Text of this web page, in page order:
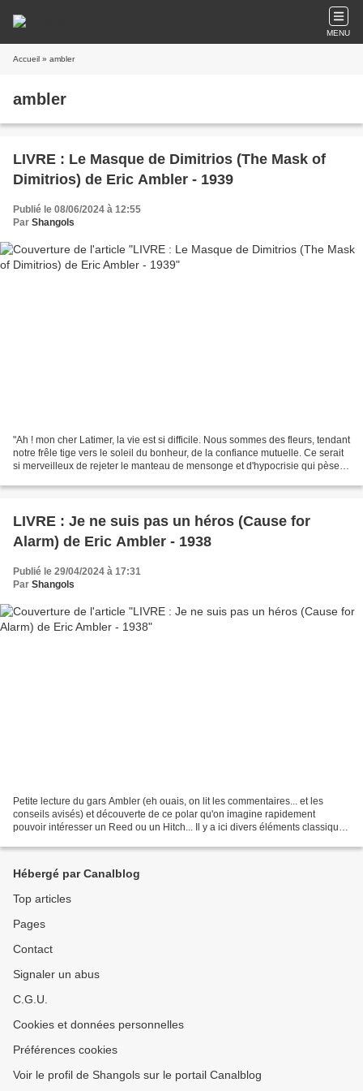
MENU
Accueil » ambler
ambler
LIVRE : Le Masque de Dimitrios (The Mask of
Dimitrios) de Eric Ambler - 1939
Publié le 08/06/2024 à 12:55
Par Shangols
"Ah ! mon cher Latimer, la vie est si difficile. Nous sommes des fleurs, tendant
notre frêle tige vers le soleil du bonheur, de la confiance mutuelle. Ce serait
si merveilleux de rejeter le manteau de mensonge et d'hypocrisie qui pèse
LIVRE : Je ne suis pas un héros (Cause for
Alarm) de Eric Ambler - 1938
Publié le 29/04/2024 à 17:31
Par Shangols
Petite lecture du gars Ambler (eh ouais, on lit les commentaires... et les
conseils avisés) et découverte de ce polar qu'on imagine rapidement
pouvoir intéresser un Reed ou un Hitch... Il y a ici divers éléments classiques
Hébergé par Canalblog
Top articles
Pages
Contact
Signaler un abus
C.G.U.
Cookies et données personnelles
Préférences cookies
Voir le profil de Shangols sur le portail Canalblog